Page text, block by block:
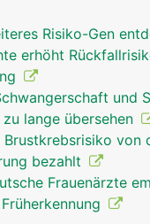
Risiko-Gen
erhöht
und
lange übersehen
Brustkrebsrisiko von
bezahlt
Frauenärzte